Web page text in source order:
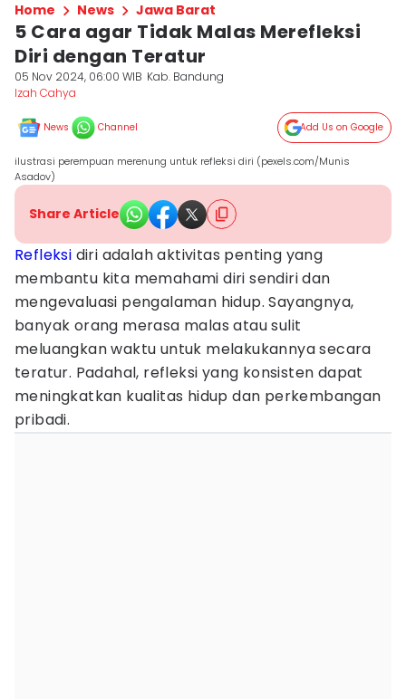
Home News Jawa Barat
5 Cara agar Tidak Malas Merefleksi
Diri dengan Teratur
05 Nov 2024, 06:00 WIB Kab. Bandung
Izah Cahya
News Channel Add Us on Google
ilustrasi perempuan merenung untuk refleksi diri (pexels.com/Munis
Asadov)
Share Article
Refleksi diri adalah aktivitas penting yang
membantu kita memahami diri sendiri dan
mengevaluasi pengalaman hidup. Sayangnya,
banyak orang merasa malas atau sulit
meluangkan waktu untuk melakukannya secara
teratur. Padahal, refleksi yang konsisten dapat
meningkatkan kualitas hidup dan perkembangan
pribadi.